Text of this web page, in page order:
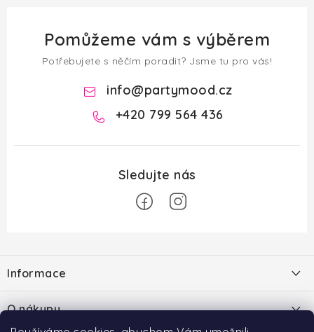
Pomůžeme vám s výběrem
Potřebujete s něčím poradit? Jsme tu pro vás!
info@partymood.cz
+420 799 564 436
p
a
t
Informace
O nákupu